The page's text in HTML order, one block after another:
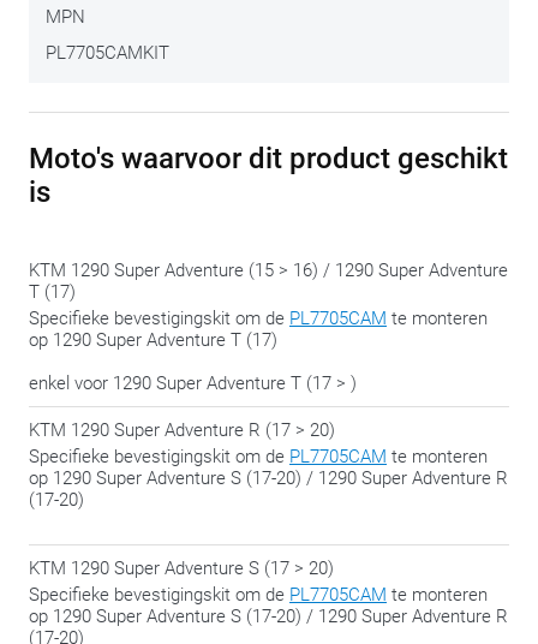
MPN
PL7705CAMKIT
Moto's waarvoor dit product geschikt
is
KTM 1290 Super Adventure (15 > 16) / 1290 Super Adventure
T (17)
Specifieke bevestigingskit om de PL7705CAM te monteren
op 1290 Super Adventure T (17)
enkel voor 1290 Super Adventure T (17 > )
KTM 1290 Super Adventure R (17 > 20)
Specifieke bevestigingskit om de PL7705CAM te monteren
op 1290 Super Adventure S (17-20) / 1290 Super Adventure R
(17-20)
KTM 1290 Super Adventure S (17 > 20)
Specifieke bevestigingskit om de PL7705CAM te monteren
op 1290 Super Adventure S (17-20) / 1290 Super Adventure R
(17-20)